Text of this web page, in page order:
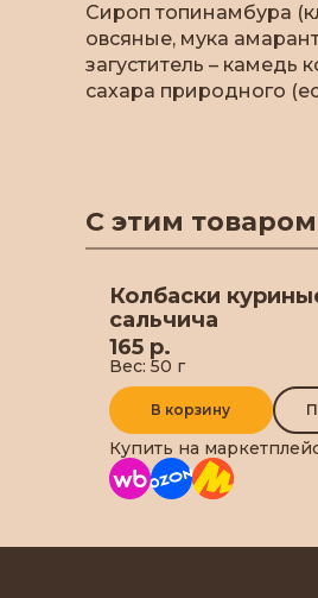
Сироп топинамбура
овсяные, мука
загуститель – камедь
сахара природного
С этим
Колбаски
сальчича
165 р.
Вес: 50 г
В корзину
Купить на